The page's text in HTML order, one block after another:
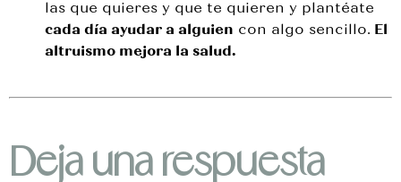
las que quieres y que te quieren y plantéate
cada día ayudar a alguien con algo sencillo. El
altruismo mejora la salud.
Deja una respuesta